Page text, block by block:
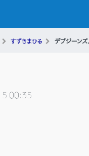
すずきまひる デブジーン
00:35